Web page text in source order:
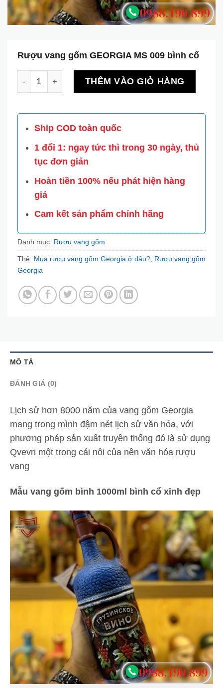
Rượu vang gốm GEORGIA MS 009 bình cổ
Rượu vang gốm GEORGIA MS 009 bình cổ số lượng
THÊM VÀO GIỎ HÀNG
Ship COD toàn quốc
1 đổi 1: ngay tức thì trong 30 ngày, thủ
tục đơn giản
Hoàn tiền 100% nếu phát hiện hàng
giả
Cam kết sản phẩm chính hãng
Danh mục: Rượu vang gốm
Thẻ: Mua rượu vang gốm Georgia ở đâu? Rượu vang gốm
Georgia
MÔ TẢ
ĐÁNH GIÁ (0)
Lịch sử hơn 8000 năm của vang gốm Georgia
mang trong mình đậm nét lịch sử văn hóa, với
phương pháp sản xuất truyền thống đó là sử dụng
Qvevri một trong cái nôi của nền văn hóa rượu
vang
Mẫu vang gốm bình 1000ml bình cổ xinh đẹp